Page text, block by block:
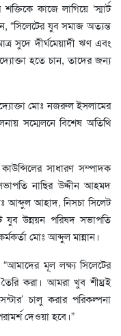
কাজে লাগিয়ে ‘স্মার্ট
“সিলেটের যুব সমাজ অত্যন্ত
সুদে দীর্ঘমেয়াদী ঋণ এবং
হতে চান, তাদের জন্য
মোঃ নজরুল ইসলামের
সম্মেলনে বিশেষ অতিথি
সাধারণ সম্পাদক
নাছির উদ্দীন আহমদ
আব্দুল আহাদ, নিসচা সিলেট
উন্নয়ন পরিষদ সভাপতি
মোঃ আব্দুল মান্নান।
মূল লক্ষ্য সিলেটের
করা। আমরা খুব শীঘ্রই
চালু করার পরিকল্পনা
দেওয়া হবে।”